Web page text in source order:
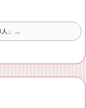
」 ...